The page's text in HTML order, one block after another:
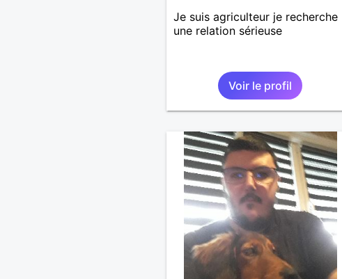
Je suis agriculteur je recherche
une relation sérieuse
Voir le profil